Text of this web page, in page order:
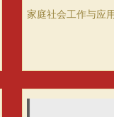
家庭社会工作与应